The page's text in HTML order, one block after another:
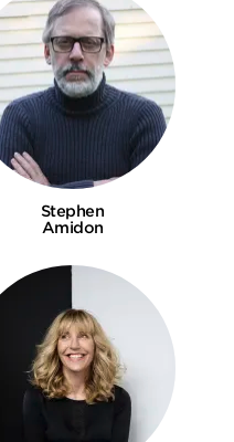
Stephen
Amidon